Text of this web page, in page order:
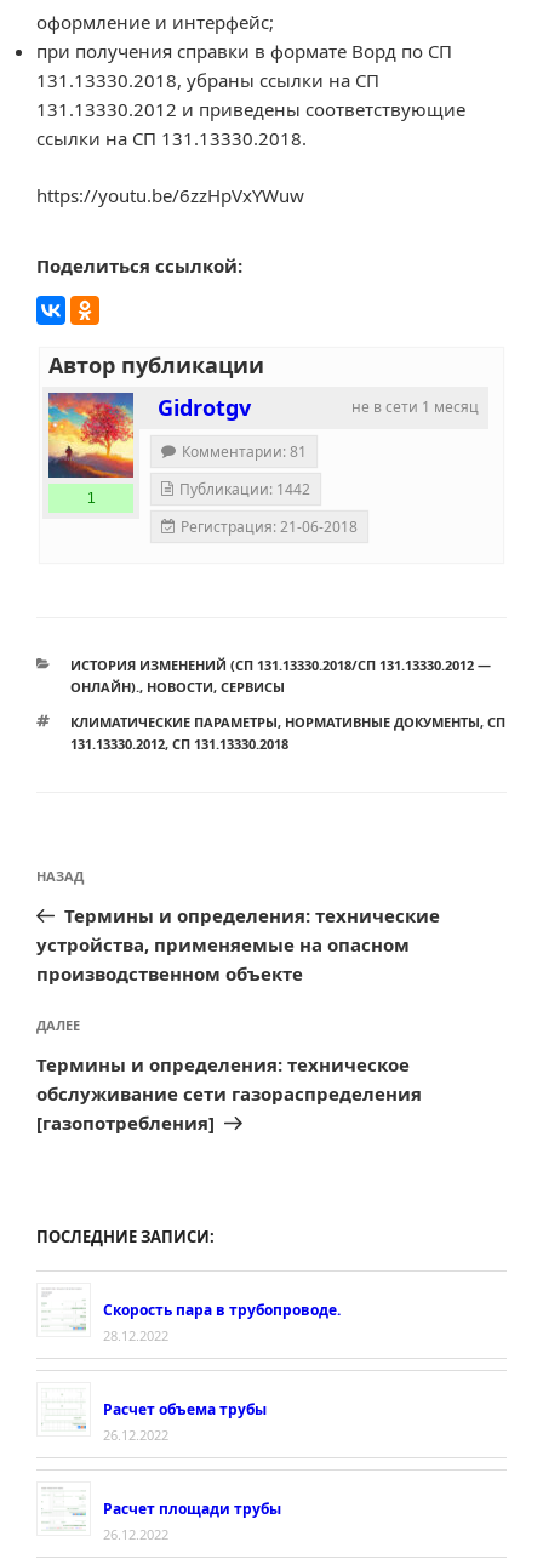
оформление и интерфейс;
при получения справки в формате Ворд по СП
131.13330.2018, убраны ссылки на СП
131.13330.2012 и приведены соответствующие
ссылки на СП 131.13330.2018.
https://youtu.be/6zzHpVxYWuw
Поделиться ссылкой:
Автор публикации
не в сети 1 месяц
Gidrotgv
1
Комментарии: 81
Публикации: 1442
Регистрация: 21-06-2018
РУБРИКИ
ИСТОРИЯ ИЗМЕНЕНИЙ (СП 131.13330.2018/СП 131.13330.2012 —
ОНЛАЙН)., НОВОСТИ, СЕРВИСЫ
МЕТКИ
КЛИМАТИЧЕСКИЕ ПАРАМЕТРЫ, НОРМАТИВНЫЕ ДОКУМЕНТЫ, СП
131.13330.2012, СП 131.13330.2018
Навигация
записям
Предыдущая
запись:
НАЗАД
Термины и определения: технические
устройства, применяемые на опасном
производственном объекте
Следующая
запись
ДАЛЕЕ
Термины и определения: техническое
обслуживание сети газораспределения
[газопотребления]
ПОСЛЕДНИЕ ЗАПИСИ:
Скорость пара в трубопроводе.
28.12.2022
Расчет объема трубы
26.12.2022
Расчет площади трубы
26.12.2022